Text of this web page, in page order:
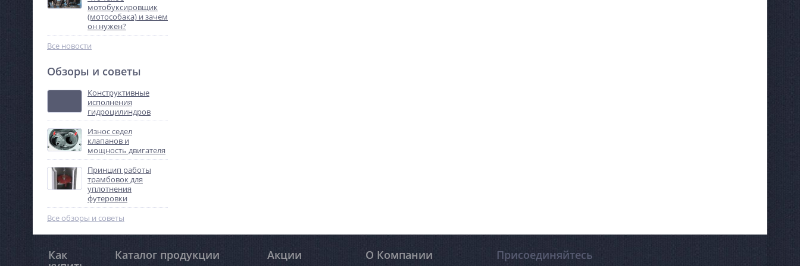
мотобуксировщик
(мотособака) и зачем
он нужен?
Все новости
Обзоры и советы
Конструктивные
исполнения
гидроцилиндров
Износ седел
клапанов и
мощность двигателя
Принцип работы
трамбовок для
уплотнения
футеровки
Все обзоры и советы
Как Каталог продукции Акции О Компании Присоединяйтесь